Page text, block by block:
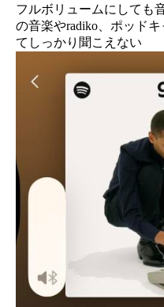
フルボリュームにしても
の音楽やradiko、ポッド
てしっかり聞こえない